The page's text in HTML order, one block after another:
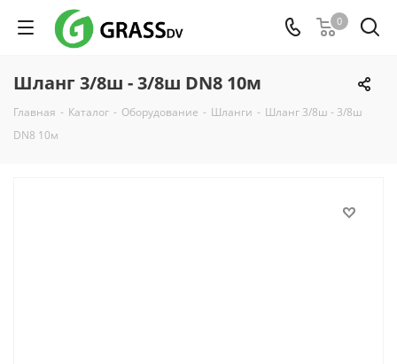
0
Шланг 3/8ш - 3/8ш DN8 10м
Главная - Каталог - Оборудование - Шланги - Шланг 3/8ш - 3/8ш
DN8 10м